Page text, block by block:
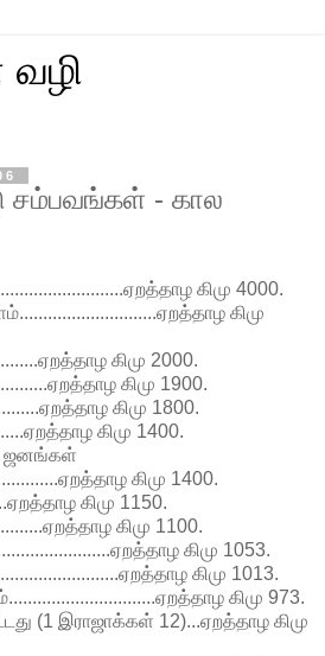
வழி
சம்பவங்கள் - கால
கிமு 4000.
கிமு
கிமு 2000.
கிமு 1900.
கிமு 1800.
கிமு 1400.
ஜனங்கள்
கிமு 1400.
கிமு 1150.
கிமு 1100.
கிமு 1053.
கிமு 1013.
கிமு 973.
(1 இராஜாக்கள் 12)...ஏறத்தாழ கிமு